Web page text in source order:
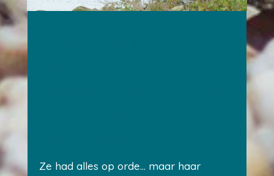
Ze had alles op orde… maar haar